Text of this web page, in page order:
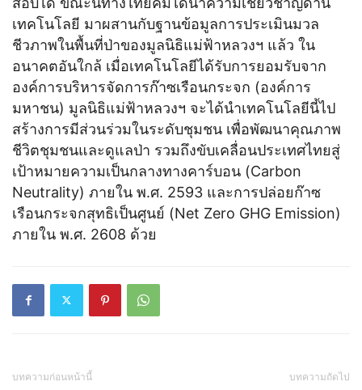
เทคโนโลยี มาผสานกับฐานข้อมูลการประเมินมวล
ชีวภาพในพื้นที่ป่าของมูลนิธิแม่ฟ้าหลวงฯ แล้ว ใน
อนาคตอันใกล้ เมื่อเทคโนโลยีได้รับการยอมรับจาก
องค์การบริหารจัดการก๊าซเรือนกระจก (องค์การ
มหาชน) มูลนิธิแม่ฟ้าหลวงฯ จะได้นำเทคโนโลยีนี้ไป
สร้างการมีส่วนร่วมในระดับชุมชน เพื่อพัฒนาคุณภาพ
ชีวิตชุมชนและดูแลป่า รวมถึงขับเคลื่อนประเทศไทยสู่
เป้าหมายความเป็นกลางทางคาร์บอน (Carbon
Neutrality) ภายใน พ.ศ. 2593 และการปล่อยก๊าซ
เรือนกระจกสุทธิเป็นศูนย์ (Net Zero GHG Emission)
ภายใน พ.ศ. 2608 ด้วย
บทความก่อนหน้านี้ บทความถัดไป